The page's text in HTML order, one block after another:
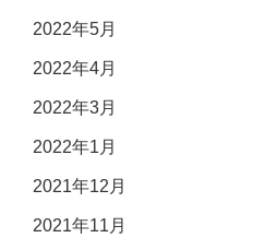
2022年5月
2022年4月
2022年3月
2022年1月
2021年12月
2021年11月